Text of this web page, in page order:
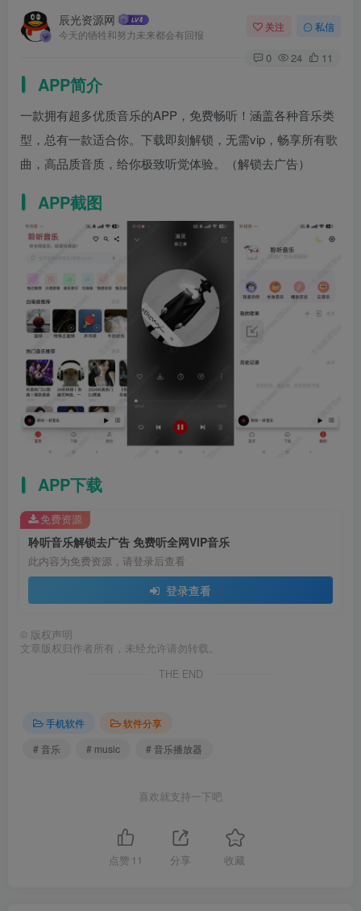
辰光资源网
今天的牺牲和努力未来都会有回报
关注 私信
0 24 11
APP简介
一款拥有超多优质音乐的APP，免费畅听！涵盖各种音乐类
型，总有一款适合你。下载即刻解锁，无需vip，畅享所有歌
曲，高品质音质，给你极致听觉体验。（解锁去广告）
APP截图
APP下载
聆听音乐解锁去广告 免费听全网VIP音乐
此内容为免费资源，请登录后查看
登录查看
免费资源
© 版权声明
文章版权归作者所有，未经允许请勿转载。
THE END
手机软件
软件分享
# 音乐
# music # 音乐播放器
喜欢就支持一下吧
点赞 11 分享 收藏